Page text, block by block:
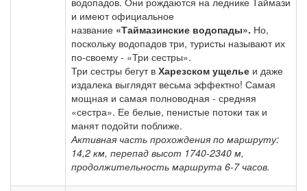
и имеют официальное
название «Таймазинские водопады». Но,
поскольку водопадов три, туристы называют их
по-своему - «Три сестры».
Три сестры бегут в Харезском ущелье и даже
издалека выглядят весьма эффектно! Самая
мощная и самая полноводная - средняя
«сестра». Ее белые, пенистые потоки так и
манят подойти поближе.
Активная часть прохождения по маршруту:
14,2 км, перепад высот 1740-2340 м,
продолжительность маршрута 6-7 часов.